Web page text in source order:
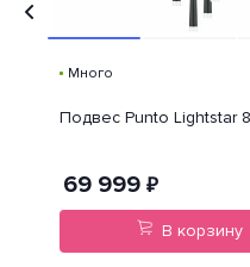
Много
Подвес Punto Lightstar
69 999₽
В корзину